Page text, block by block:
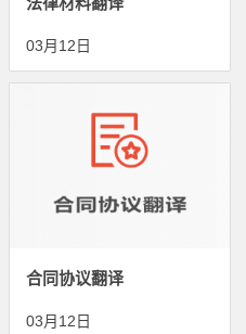
03月12日
合同协议翻译
03月12日